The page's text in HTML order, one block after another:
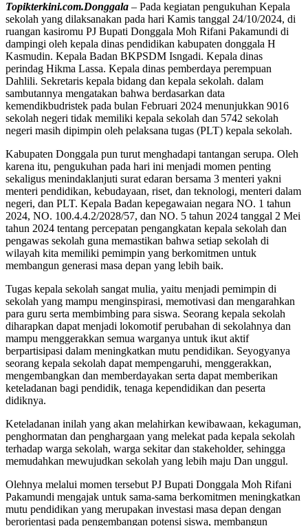
Topikterkini.com.Donggala – Pada kegiatan pengukuhan Kepala
sekolah yang dilaksanakan pada hari Kamis tanggal 24/10/2024, di
ruangan kasiromu PJ Bupati Donggala Moh Rifani Pakamundi di
dampingi oleh kepala dinas pendidikan kabupaten donggala H
Kasmudin. Kepala Badan BKPSDM Isngadi. Kepala dinas
perindag Hikma Lassa. Kepala dinas pemberdaya perempuan
Dahlili. Sekretaris kepala bidang dan kepala sekolah. dalam
sambutannya mengatakan bahwa berdasarkan data
kemendikbudristek pada bulan Februari 2024 menunjukkan 9016
sekolah negeri tidak memiliki kepala sekolah dan 5742 sekolah
negeri masih dipimpin oleh pelaksana tugas (PLT) kepala sekolah.
Kabupaten Donggala pun turut menghadapi tantangan serupa. Oleh
karena itu, pengukuhan pada hari ini menjadi momen penting
sekaligus menindaklanjuti surat edaran bersama 3 menteri yakni
menteri pendidikan, kebudayaan, riset, dan teknologi, menteri dalam
negeri, dan PLT. Kepala Badan kepegawaian negara NO. 1 tahun
2024, NO. 100.4.4.2/2028/57, dan NO. 5 tahun 2024 tanggal 2 Mei
tahun 2024 tentang percepatan pengangkatan kepala sekolah dan
pengawas sekolah guna memastikan bahwa setiap sekolah di
wilayah kita memiliki pemimpin yang berkomitmen untuk
membangun generasi masa depan yang lebih baik.
Tugas kepala sekolah sangat mulia, yaitu menjadi pemimpin di
sekolah yang mampu menginspirasi, memotivasi dan mengarahkan
para guru serta membimbing para siswa. Seorang kepala sekolah
diharapkan dapat menjadi lokomotif perubahan di sekolahnya dan
mampu menggerakkan semua warganya untuk ikut aktif
berpartisipasi dalam meningkatkan mutu pendidikan. Seyogyanya
seorang kepala sekolah dapat mempengaruhi, menggerakkan,
mengembangkan dan memberdayakan serta dapat memberikan
keteladanan bagi pendidik, tenaga kependidikan dan peserta
didiknya.
Keteladanan inilah yang akan melahirkan kewibawaan, kekaguman,
penghormatan dan penghargaan yang melekat pada kepala sekolah
terhadap warga sekolah, warga sekitar dan stakeholder, sehingga
memudahkan mewujudkan sekolah yang lebih maju Dan unggul.
Olehnya melalui momen tersebut PJ Bupati Donggala Moh Rifani
Pakamundi mengajak untuk sama-sama berkomitmen meningkatkan
mutu pendidikan yang merupakan investasi masa depan dengan
berorientasi pada pengembangan potensi siswa, membangun